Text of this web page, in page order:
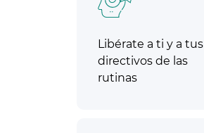
Libérate a ti y a tus
directivos de las
rutinas